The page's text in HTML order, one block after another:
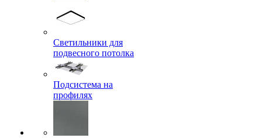
Светильники для
подвесного потолка
Подсистема на
профилях